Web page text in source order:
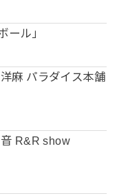
ール」
麻 パラダイス本舗
R&R show